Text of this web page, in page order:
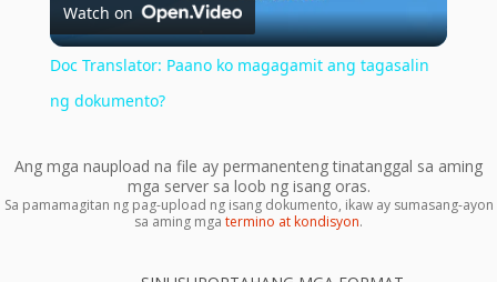
Video
Watch on
Doc Translator: Paano ko magagamit ang tagasalin
ng dokumento?
Ang mga naupload na file ay permanenteng tinatanggal sa aming
mga server sa loob ng isang oras.
Sa pamamagitan ng pag-upload ng isang dokumento, ikaw ay sumasang-ayon
sa aming mga termino at kondisyon.